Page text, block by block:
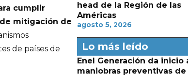
cumplir
mitigación de
de países de
head de la Región de las
Américas
agosto 5, 2026
Lo más leído
Enel Generación da inicio
maniobras preventivas de